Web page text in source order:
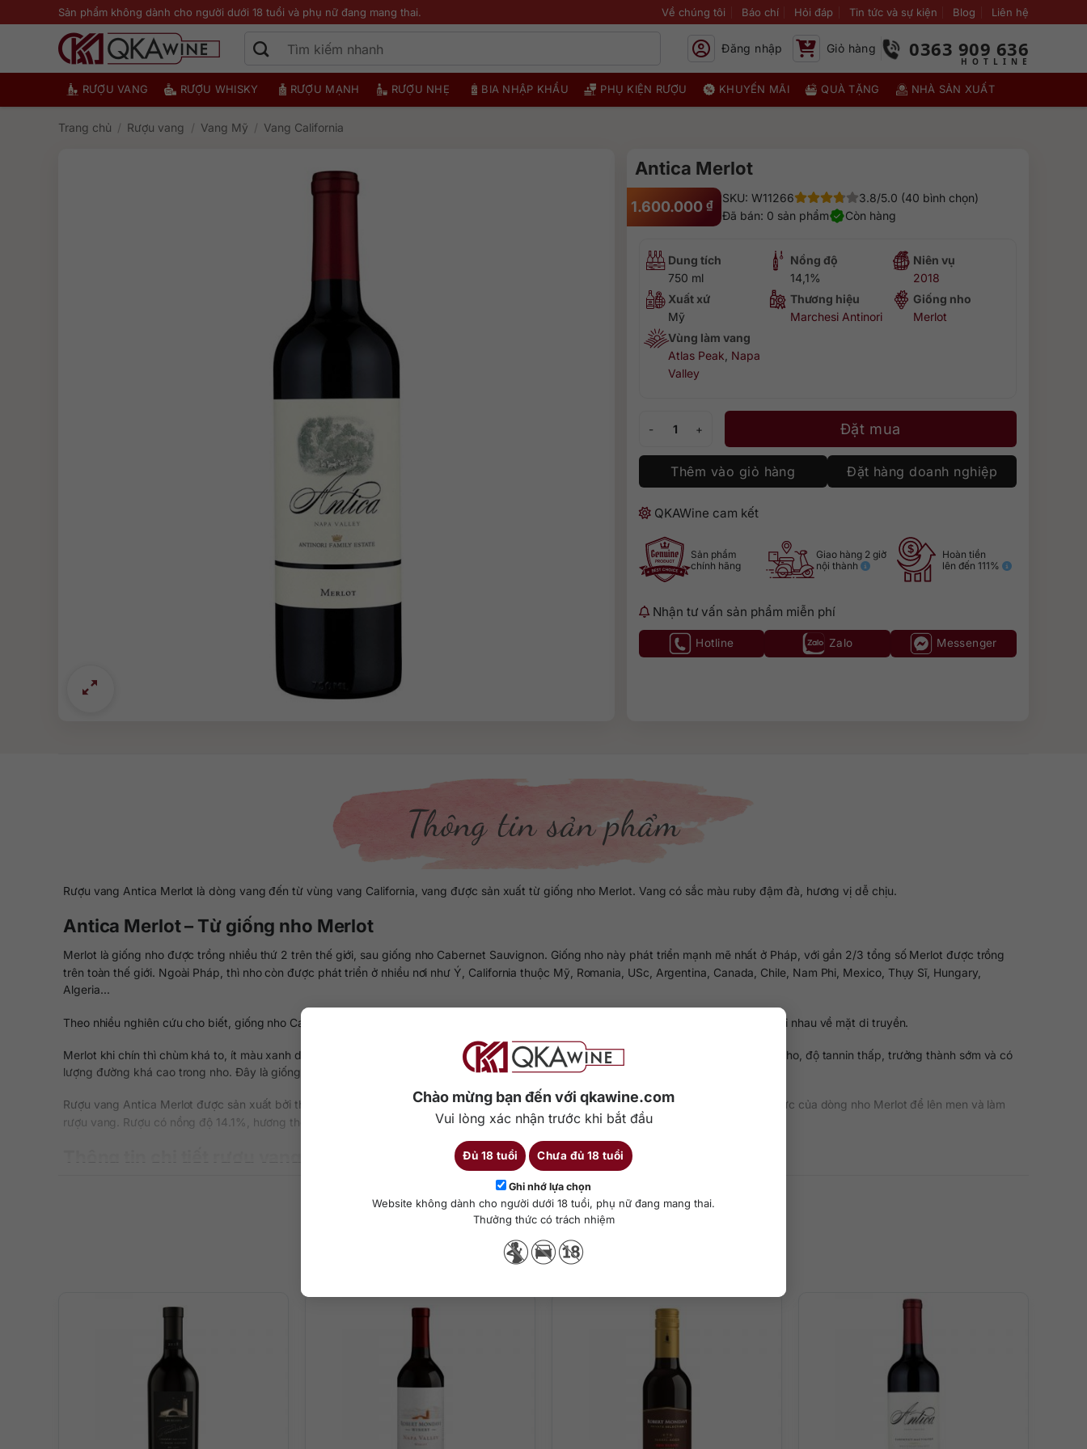
Chào mừng bạn đến với qkawine.com
Vui lòng xác nhận trước khi bắt đầu
Đủ 18 tuổi Chưa đủ 18 tuổi
Ghi nhớ lựa chọn
Website không dành cho người dưới 18 tuổi, phụ nữ đang mang thai.
Thưởng thức có trách nhiệm
qua
Sản phẩm không dành cho người dưới 18 tuổi và phụ nữ đang mang thai. Về chúng tôi Báo chí Hỏi đáp Tin tức và sự kiện Blog Liên hệ
Đăng nhập Giỏ hàng 0363 909 636
RƯỢU VANG RƯỢU WHISKY RƯỢU MẠNH RƯỢU NHẸ BIA NHẬP KHẨU PHỤ KIỆN RƯỢU KHUYẾN MÃI QUÀ TẶNG NHÀ SẢN XUẤT
Trang chủ / Rượu vang / Vang Mỹ / Vang California
Antica Merlot
1.600.000 ₫ SKU: W11266
3.8/5.0 (40 bình chọn)
Đã bán: 0 sản phẩm
Còn hàng
Dung tích
750 ml
Nồng độ
14,1%
Niên vụ
2018
Xuất xứ
Mỹ
Thương hiệu
Marchesi Antinori
Giống nho
Merlot
Vùng làm vang
Atlas Peak Napa
Valley
Đặt mua
Thêm vào giỏ hàng Đặt hàng doanh nghiệp
QKAWine cam kết
Sản phẩm
chính hãng
Giao hàng 2 giờ
nội thành
Hoàn tiền
lên đến 111%
Nhận tư vấn sản phẩm miễn phí
Hotline Zalo Messenger
Thông tin sản phẩm
Rượu vang Antica Merlot là dòng vang đến từ vùng vang California, vang được sản xuất từ giống nho Merlot. Vang có sắc màu ruby đậm đà, hương vị dễ chịu.
Antica Merlot – Từ giống nho Merlot
Merlot là giống nho được trồng nhiều thứ 2 trên thế giới, sau giống nho Cabernet Sauvignon. Giống nho này phát triển mạnh mẽ nhất ở Pháp, với gần 2/3 tổng số Merlot được trồng
trên toàn thế giới. Ngoài Pháp, thì nho còn được phát triển ở nhiều nơi như Ý, California thuộc Mỹ, Romania, USc, Argentina, Canada, Chile, Nam Phi, Mexico, Thụy Sĩ, Hungary,
Algeria…
Theo nhiều nghiên cứu cho biết, giống nho Cabernet Franc chính là giống nho cha của dòng Merlot bởi chúng có mối quan hệ chặt chẽ với nhau về mặt di truyền.
Merlot khi chín thì chùm khá to, ít màu xanh dương, da mỏng và đôi khi là đen. Khi thưởng thức, bạn sẽ cảm nhận được sự mềm mại của nho, độ tannin thấp, trưởng thành sớm và có
lượng đường khá cao trong nho. Đây là giống nho khá phù hợp với những người yêu thích hương vị ngọt ngào, mềm mại.
Rượu vang Antica Merlot được sản xuất bởi thương hiệu Marchesi Antinori, các nhà sản xuất vang đã ứng dụng triệt để những mặt tích cực của dòng nho Merlot để lên men và làm
rượu vang. Rượu có nồng độ 14.1%, hương thơm quyến rũ, nổi bật khiến nhiều người mê đắm khi thưởng thức.
Dung tích: 750 ml
Nhiệt độ phục vụ: Vang sẽ ngon nhất khi uống ở nhiệt độ từ 12-16 độ C.
Quy cách: Thùng 6 chai
Hương thơm của cỏ cà ri, moka, cacao và anh đào đỏ tươi chào đón người ngửi, và trong miệng, rượu vang có độ đậm vừa phải với tannin mịn và độ axit thân thiện với thực phẩm.
Lợi ý khi sử dụng rượu vang Antica Merlot
Chi tiết
Sản phẩm tương tự